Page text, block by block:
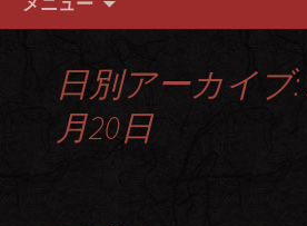
日別アーカイブ:
月20日